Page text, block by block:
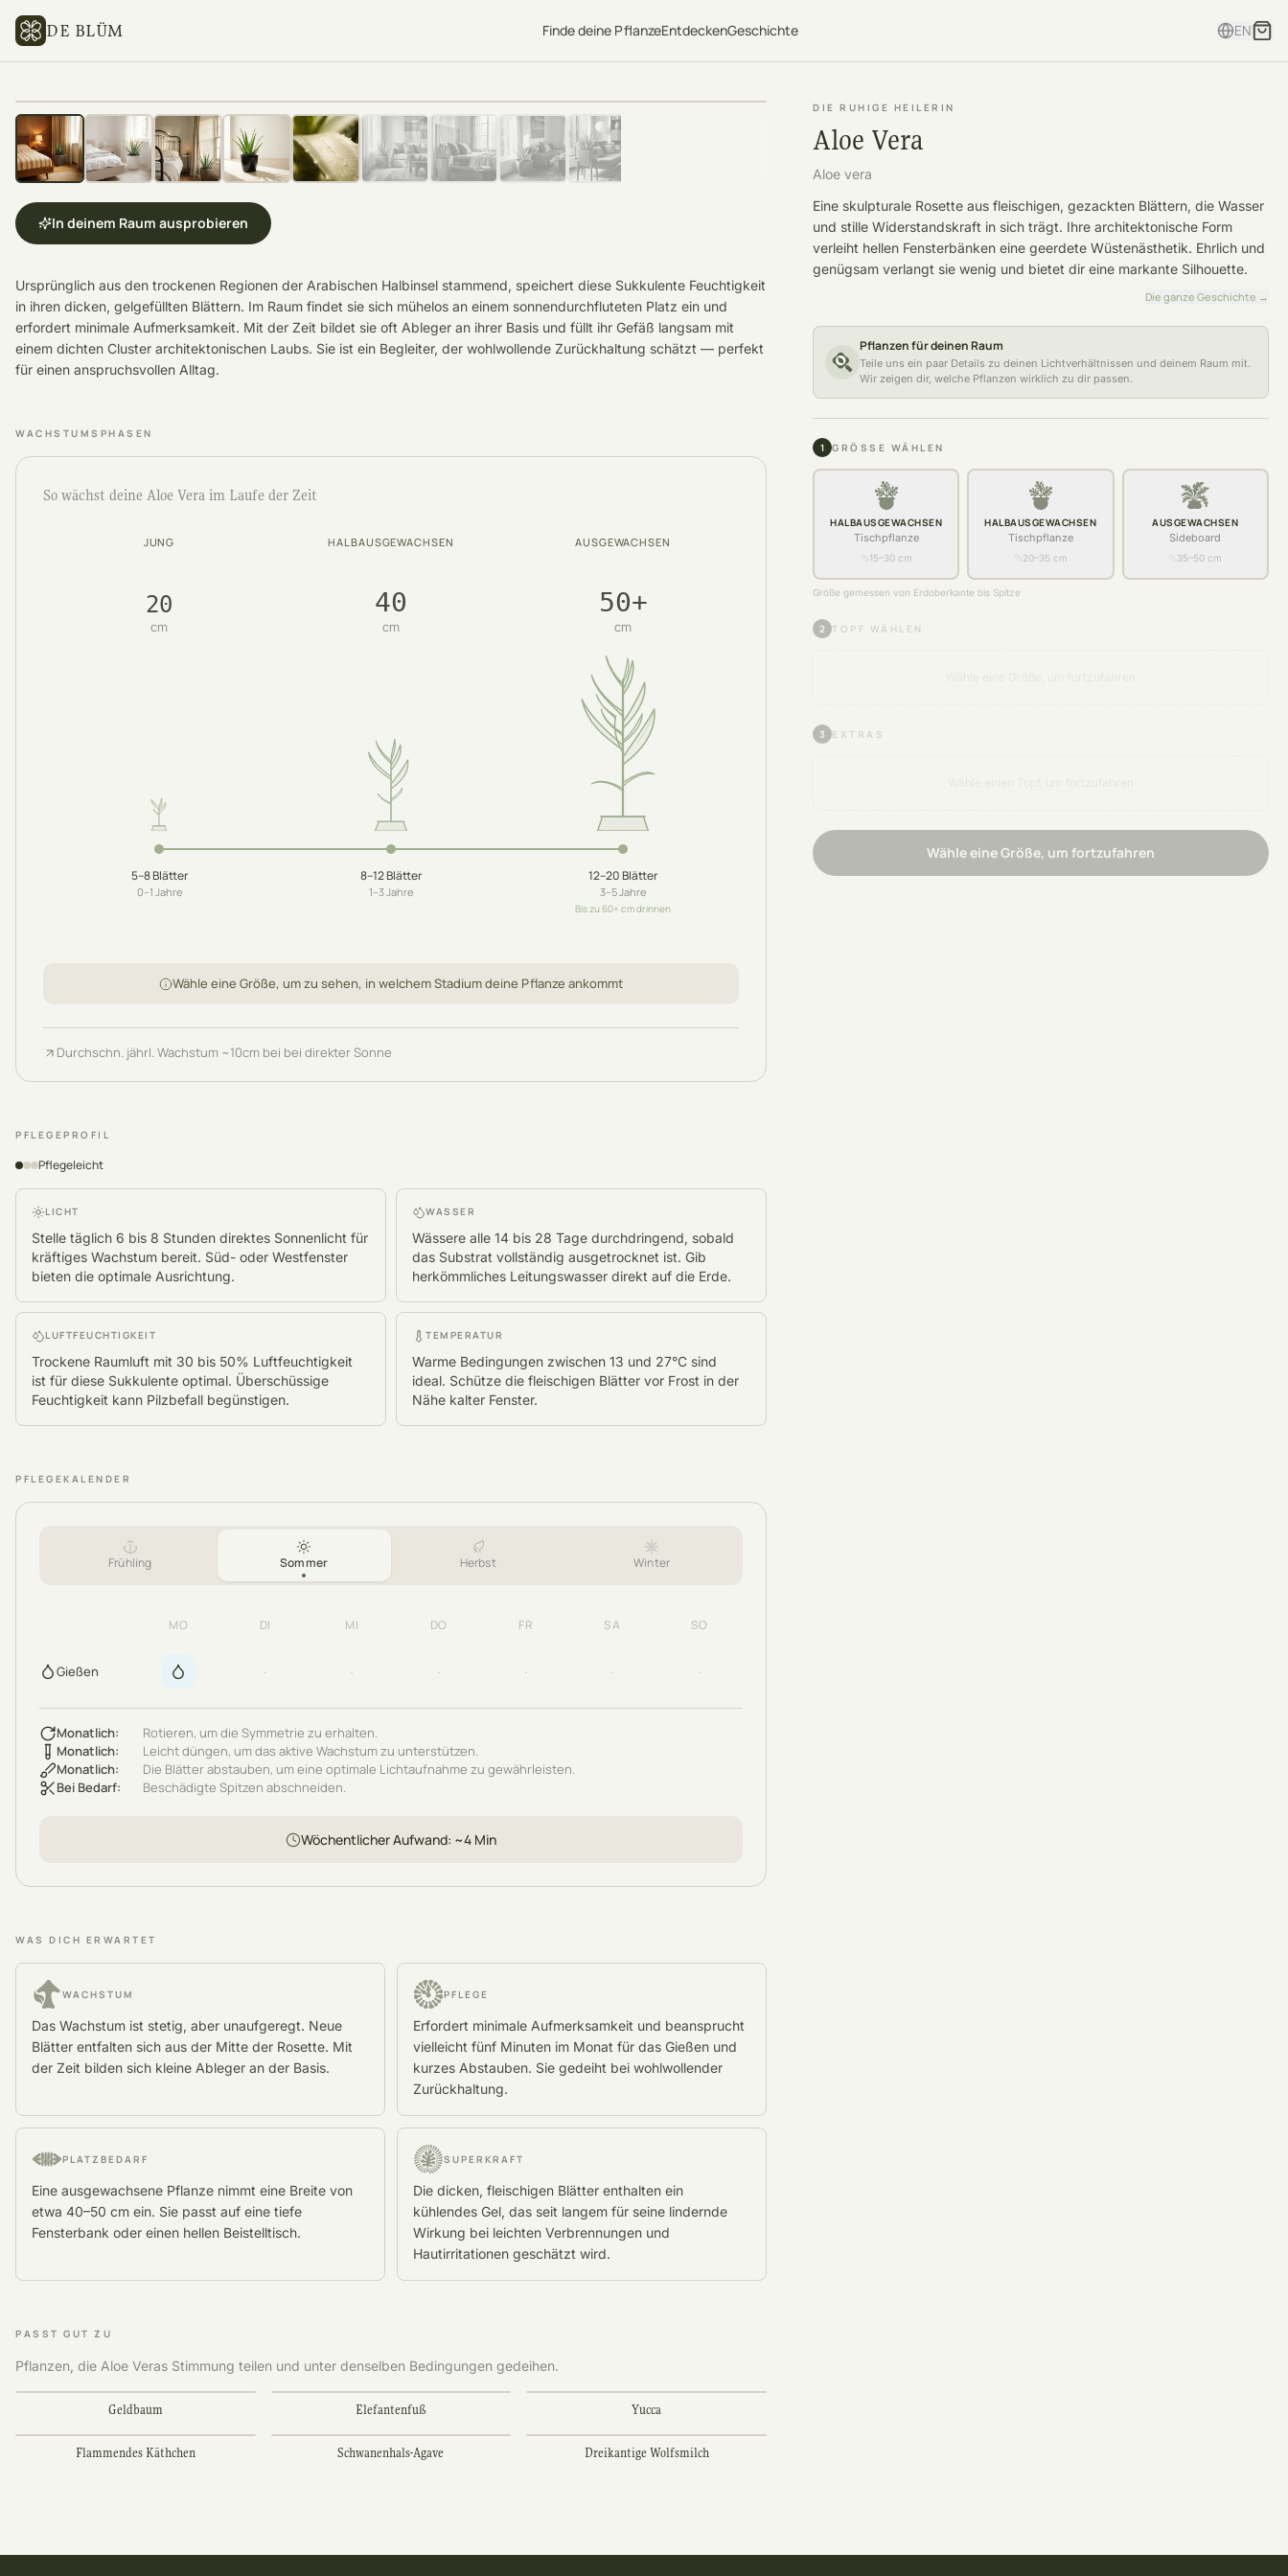
DE BLÜM Finde deine PflanzeEntdeckenGeschichte EN
In deinem Raum ausprobieren
Ursprünglich aus den trockenen Regionen der Arabischen Halbinsel stammend, speichert diese Sukkulente Feuchtigkeit
in ihren dicken, gelgefüllten Blättern. Im Raum findet sie sich mühelos an einem sonnendurchfluteten Platz ein und
erfordert minimale Aufmerksamkeit. Mit der Zeit bildet sie oft Ableger an ihrer Basis und füllt ihr Gefäß langsam mit
einem dichten Cluster architektonischen Laubs. Sie ist ein Begleiter, der wohlwollende Zurückhaltung schätzt — perfekt
für einen anspruchsvollen Alltag.
WACHSTUMSPHASEN
So wächst deine Aloe Vera im Laufe der Zeit
JUNG
20
cm
5–8Blätter
0–1 Jahre
HALBAUSGEWACHSEN
40
cm
8–12Blätter
1–3Jahre
AUSGEWACHSEN
50+
cm
12–20Blätter
3–5Jahre
Bis zu 60+ cm drinnen
Wähle eine Größe, um zu sehen, in welchem Stadium deine Pflanze ankommt
Durchschn. jährl. Wachstum ~10cm bei bei direkter Sonne
PFLEGEPROFIL
Pflegeleicht
LICHT
Stelle täglich 6 bis 8 Stunden direktes Sonnenlicht für
kräftiges Wachstum bereit. Süd- oder Westfenster
bieten die optimale Ausrichtung.
WASSER
Wässere alle 14 bis 28 Tage durchdringend, sobald
das Substrat vollständig ausgetrocknet ist. Gib
herkömmliches Leitungswasser direkt auf die Erde.
LUFTFEUCHTIGKEIT
Trockene Raumluft mit 30 bis 50% Luftfeuchtigkeit
ist für diese Sukkulente optimal. Überschüssige
Feuchtigkeit kann Pilzbefall begünstigen.
TEMPERATUR
Warme Bedingungen zwischen 13 und 27°C sind
ideal. Schütze die fleischigen Blätter vor Frost in der
Nähe kalter Fenster.
PFLEGEKALENDER
Frühling Sommer Herbst Winter
MO DI MI DO FR SA SO
Gießen · · · · · ·
Monatlich:
Rotieren, um die Symmetrie zu erhalten.
Monatlich:
Leicht düngen, um das aktive Wachstum zu unterstützen.
Monatlich:
Die Blätter abstauben, um eine optimale Lichtaufnahme zu gewährleisten.
Bei Bedarf: Beschädigte Spitzen abschneiden.
Wöchentlicher Aufwand: ~4 Min
WAS DICH ERWARTET
WACHSTUM
Das Wachstum ist stetig, aber unaufgeregt. Neue
Blätter entfalten sich aus der Mitte der Rosette. Mit
der Zeit bilden sich kleine Ableger an der Basis.
PFLEGE
Erfordert minimale Aufmerksamkeit und beansprucht
vielleicht fünf Minuten im Monat für das Gießen und
kurzes Abstauben. Sie gedeiht bei wohlwollender
Zurückhaltung.
PLATZBEDARF
Eine ausgewachsene Pflanze nimmt eine Breite von
etwa 40–50 cm ein. Sie passt auf eine tiefe
Fensterbank oder einen hellen Beistelltisch.
SUPERKRAFT
Die dicken, fleischigen Blätter enthalten ein
kühlendes Gel, das seit langem für seine lindernde
Wirkung bei leichten Verbrennungen und
Hautirritationen geschätzt wird.
PASST GUT ZU
Pflanzen, die Aloe Veras Stimmung teilen und unter denselben Bedingungen gedeihen.
Geldbaum Elefantenfuß Yucca
Flammendes Käthchen Schwanenhals-Agave Dreikantige Wolfsmilch
DIE RUHIGE HEILERIN
Aloe Vera
Aloe vera
Eine skulpturale Rosette aus fleischigen, gezackten Blättern, die Wasser
und stille Widerstandskraft in sich trägt. Ihre architektonische Form
verleiht hellen Fensterbänken eine geerdete Wüstenästhetik. Ehrlich und
genügsam verlangt sie wenig und bietet dir eine markante Silhouette.
Die ganze Geschichte →
Pflanzen für deinen Raum
Teile uns ein paar Details zu deinen Lichtverhältnissen und deinem Raum mit.
Wir zeigen dir, welche Pflanzen wirklich zu dir passen.
1 GRÖSSE WÄHLEN
HALBAUSGEWACHSEN
Tischpflanze
15–30 cm
HALBAUSGEWACHSEN
Tischpflanze
20–35 cm
AUSGEWACHSEN
Sideboard
35–50 cm
Größe gemessen von Erdoberkante bis Spitze
2 TOPF WÄHLEN
3 EXTRAS
Wähle eine Größe, um fortzufahren